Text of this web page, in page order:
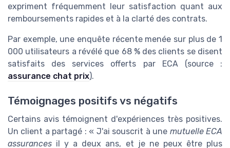
expriment fréquemment leur satisfaction quant aux
remboursements rapides et à la clarté des contrats.
Par exemple, une enquête récente menée sur plus de 1
000 utilisateurs a révélé que 68 % des clients se disent
satisfaits des services offerts par ECA (source :
assurance chat prix).
Témoignages positifs vs négatifs
Certains avis témoignent d'expériences très positives.
Un client a partagé : « J'ai souscrit à une mutuelle ECA
assurances il y a deux ans, et je ne peux être plus